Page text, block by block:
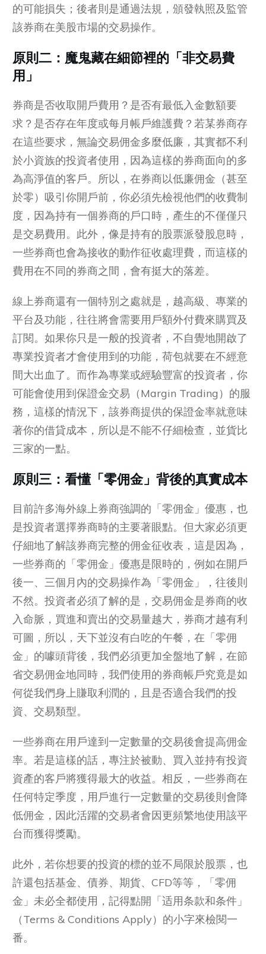
的可能損失；後者則是通過法規，頒發執照及監管
該券商在美股市場的交易操作。
原則二：魔鬼藏在細節裡的「非交易費
用」
券商是否收取開戶費用？是否有最低入金數額要
求？是否存在年度或每月帳戶維護費？若某券商存
在這些要求，無論交易佣金多麼低廉，其實都不利
於小資族的投資者使用，因為這樣的券商面向的多
為高淨值的客戶。所以，在券商以低廉佣金（甚至
於零）吸引你開戶前，你必須先檢視他們的收費制
度，因為持有一個券商的戶口時，產生的不僅僅只
是交易費用。此外，像是持有的股票派發股息時，
一些券商也會為接收的動作征收處理費，而這樣的
費用在不同的券商之間，會有挺大的落差。
線上券商還有一個特別之處就是，越高級、專業的
平台及功能，往往將會需要用戶額外付費來購買及
訂閱。如果你只是一般的投資者，不自覺地開啟了
專業投資者才會使用到的功能，荷包就要在不經意
間大出血了。而作為專業或經驗豐富的投資者，你
可能會使用到保證金交易（Margin Trading）的服
務，這樣的情況下，該券商提供的保證金率就意味
著你的借貸成本，所以是不能不仔細檢查，並貨比
三家的一點。
原則三：看懂「零佣金」背後的真實成本
目前許多海外線上券商強調的「零佣金」優惠，也
是投資者選擇券商時的主要著眼點。但大家必須更
仔細地了解該券商完整的佣金征收表，這是因為，
一些券商的「零佣金」優惠是限時的，例如在開戶
後一、三個月內的交易操作為「零佣金」，往後則
不然。投資者必須了解的是，交易佣金是券商的收
入命脈，買進和賣出的交易量越大，券商才越有利
可圖，所以，天下並沒有白吃的午餐，在「零佣
金」的噱頭背後，我們必須更加全盤地了解，在節
省交易佣金地同時，我們使用的券商帳戶究竟是如
何從我們身上賺取利潤的，且是否適合我們的投
資、交易類型。
一些券商在用戶達到一定數量的交易後會提高佣金
率。若是這樣的話，專注於被動、買入並持有投資
資產的客戶將獲得最大的收益。相反，一些券商在
任何特定季度，用戶進行一定數量的交易後則會降
低佣金，因此活躍的交易者會因更頻繁地使用該平
台而獲得獎勵。
此外，若你想要的投資的標的並不局限於股票，也
許還包括基金、債券、期貨、CFD等等，「零佣
金」未必全都使用，記得點開「适用条款和条件」
（Terms & Conditions Apply）的小字來檢閱一
番。